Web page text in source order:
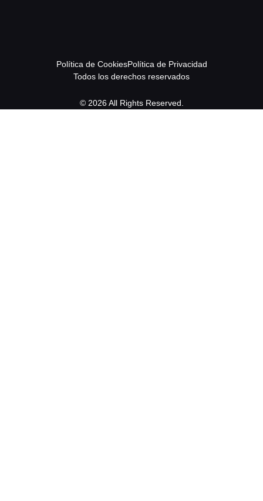
Política de CookiesPolítica de Privacidad
Todos los derechos reservados
© 2026 All Rights Reserved.